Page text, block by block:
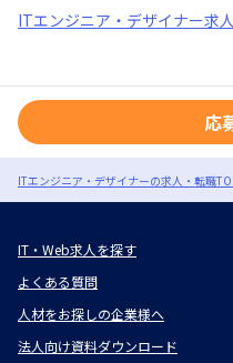
ITエンジニア・デザイナー求
応
ITエンジニア・デザイナーの求人・転職
IT・Web求人を探す
よくある質問
人材をお探しの企業様へ
法人向け資料ダウンロード